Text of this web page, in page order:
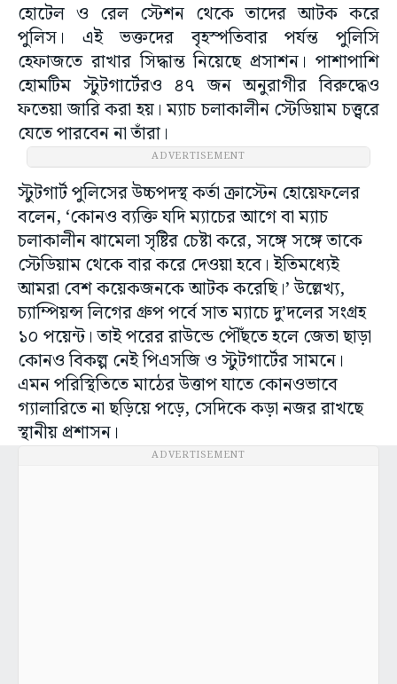
হোটেল ও রেল স্টেশন থেকে তাদের আটক করে
পুলিস। এই ভক্তদের বৃহস্পতিবার পর্যন্ত পুলিসি
হেফাজতে রাখার সিদ্ধান্ত নিয়েছে প্রসাশন। পাশাপাশি
হোমটিম স্টুটগার্টেরও ৪৭ জন অনুরাগীর বিরুদ্ধেও
ফতেয়া জারি করা হয়। ম্যাচ চলাকালীন স্টেডিয়াম চত্ত্বরে
যেতে পারবেন না তাঁরা।
ADVERTISEMENT
স্টুটগার্ট পুলিসের উচ্চপদস্থ কর্তা ক্রাস্টেন হোয়েফলের
বলেন, ‘কোনও ব্যক্তি যদি ম্যাচের আগে বা ম্যাচ
চলাকালীন ঝামেলা সৃষ্টির চেষ্টা করে, সঙ্গে সঙ্গে তাকে
স্টেডিয়াম থেকে বার করে দেওয়া হবে। ইতিমধ্যেই
আমরা বেশ কয়েকজনকে আটক করেছি।’ উল্লেখ্য,
চ্যাম্পিয়ন্স লিগের গ্রুপ পর্বে সাত ম্যাচে দু’দলের সংগ্রহ
১০ পয়েন্ট। তাই পরের রাউন্ডে পৌঁছতে হলে জেতা ছাড়া
কোনও বিকল্প নেই পিএসজি ও স্টুটগার্টের সামনে।
এমন পরিস্থিতিতে মাঠের উত্তাপ যাতে কোনওভাবে
গ্যালারিতে না ছড়িয়ে পড়ে, সেদিকে কড়া নজর রাখছে
স্থানীয় প্রশাসন।
ADVERTISEMENT